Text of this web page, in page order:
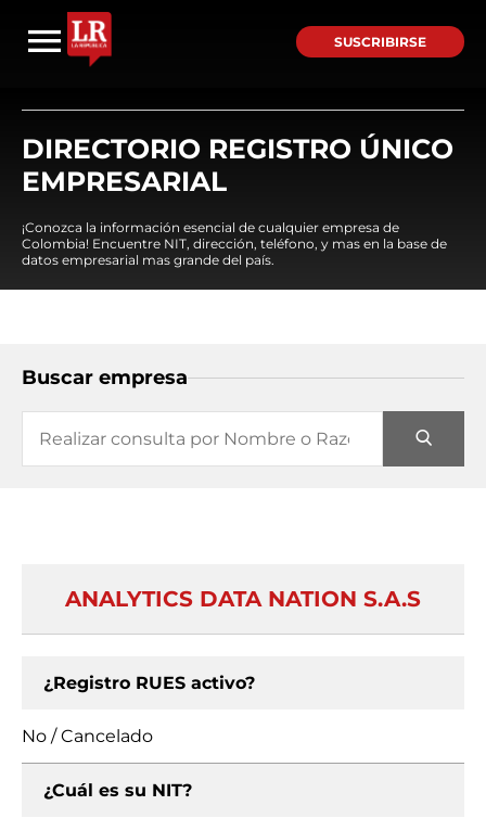
SUSCRIBIRSE
DIRECTORIO REGISTRO ÚNICO
EMPRESARIAL
¡Conozca la información esencial de cualquier empresa de
Colombia! Encuentre NIT, dirección, teléfono, y mas en la base de
datos empresarial mas grande del país.
Buscar empresa
ANALYTICS DATA NATION S.A.S
¿Registro RUES activo?
No / Cancelado
¿Cuál es su NIT?